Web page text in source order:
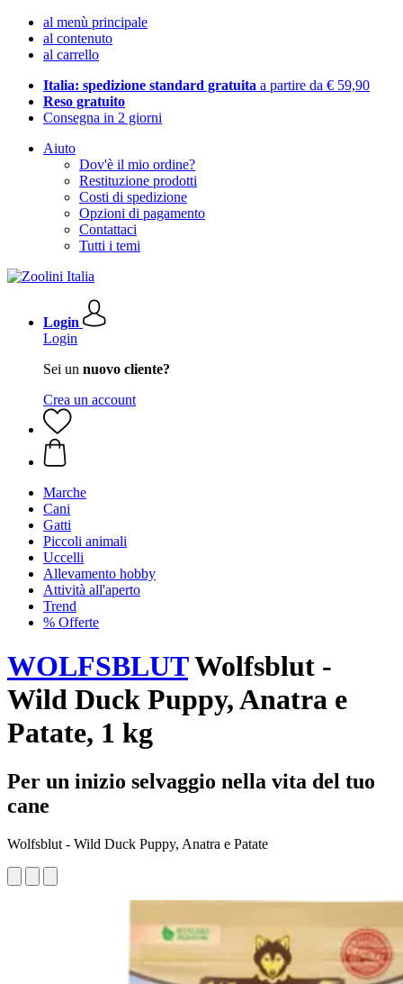
al menù principale
al contenuto
al carrello
Italia: spedizione standard gratuita a partire da € 59,90
Reso gratuito
Consegna in 2 giorni
Aiuto
Dov'è il mio ordine?
Restituzione prodotti
Costi di spedizione
Opzioni di pagamento
Contattaci
Tutti i temi
Login
Login
Sei un nuovo cliente?
Crea un account
Marche
Cani
Gatti
Piccoli animali
Uccelli
Allevamento hobby
Attività all'aperto
Trend
% Offerte
WOLFSBLUTWolfsblut -
Wild Duck Puppy, Anatra e
Patate, 1 kg
Per un inizio selvaggio nella vita del tuo
cane
Wolfsblut - Wild Duck Puppy, Anatra e Patate